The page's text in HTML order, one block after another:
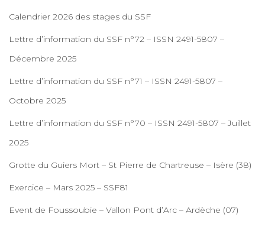
Calendrier 2026 des stages du SSF
Lettre d’information du SSF n°72 – ISSN 2491-5807 –
Décembre 2025
Lettre d’information du SSF n°71 – ISSN 2491-5807 –
Octobre 2025
Lettre d’information du SSF n°70 – ISSN 2491-5807 – Juillet
2025
Grotte du Guiers Mort – St Pierre de Chartreuse – Isère (38)
Exercice – Mars 2025 – SSF81
Event de Foussoubie – Vallon Pont d’Arc – Ardèche (07)